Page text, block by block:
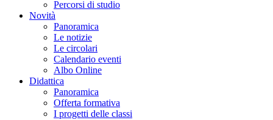
Percorsi di studio
Novità
Panoramica
Le notizie
Le circolari
Calendario eventi
Albo Online
Didattica
Panoramica
Offerta formativa
I progetti delle classi